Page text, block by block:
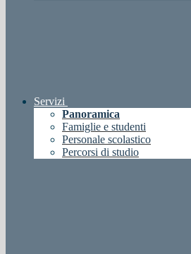
Servizi
Panoramica
Famiglie e studenti
Personale scolastico
Percorsi di studio